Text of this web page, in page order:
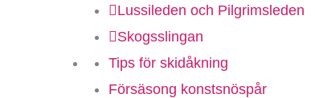
Lussileden och Pilgrimsleden
Skogsslingan
Tips för skidåkning
Försäsong konstsnöspår